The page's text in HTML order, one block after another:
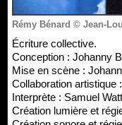
Rémy Bénard © Jean-
Écriture collective.
Conception : Johanny
Mise en scène :
Collaboration artistique
Interprète : Samuel
Création lumière et